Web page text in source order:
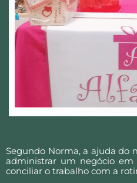
Segundo Norma, a ajuda do
administrar um negócio
conciliar o trabalho com a